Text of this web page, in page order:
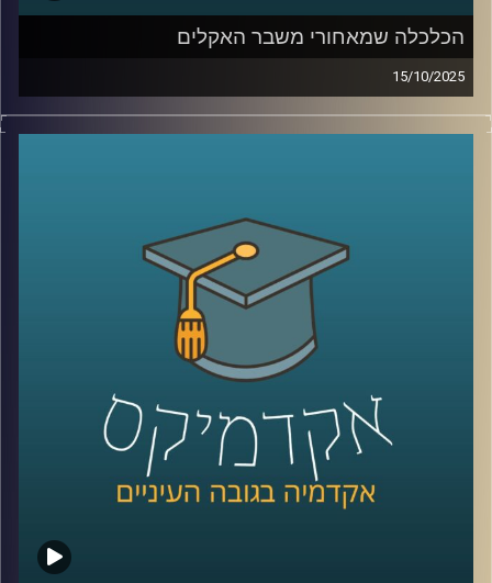
הכלכלה שמאחורי משבר האקלים
15/10/2025
בפרק של היום נדבר על אחת הסוגיות הדחופות והמשפיעות
ביותר של ימינו, משבר האקלים, אבל מזווית כלכלית. כי מאחורי
היום זכיתי לארח את ד”ר שירי צמח שמיר – חוקרת ומרצה
מובילה בתחום כלכלת הסביבה, בעלת תואר שני ודוקטורט
בכלכלה בתוכנית המשותפת של הטכניון ואוניברסיטת חיפה.
היא מתמחה בהערכה כלכלית של המגוון הביולוגי, שירותי
המערכת האקולוגית הימית והיבשתית, ובפיתוח מודלים
חדשניים לקבלת החלטות רציונלית ומקיימת.
אז איך מתמחרים את שוויו של עץ? מה הקשר בין נחלים, פחמן
ומסים? ולמה דווקא ישראל תופסת טרמפ על המאמץ העולמי
נגד משבר האקלים?